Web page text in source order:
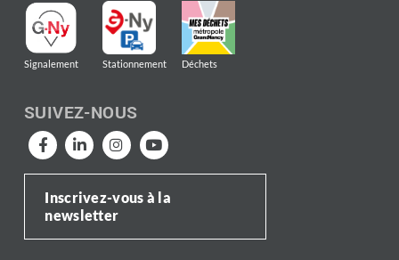
Signalement Stationnement Déchets
SUIVEZ-NOUS
Inscrivez-vous à la
newsletter